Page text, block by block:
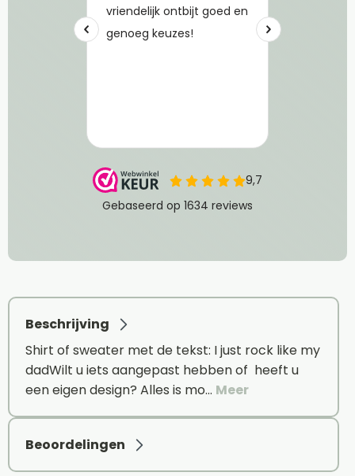
Beschrijving
Shirt of sweater met de tekst: I just rock like my
dadWilt u iets aangepast hebben of heeft u
een eigen design? Alles is mo… Meer
Beoordelingen